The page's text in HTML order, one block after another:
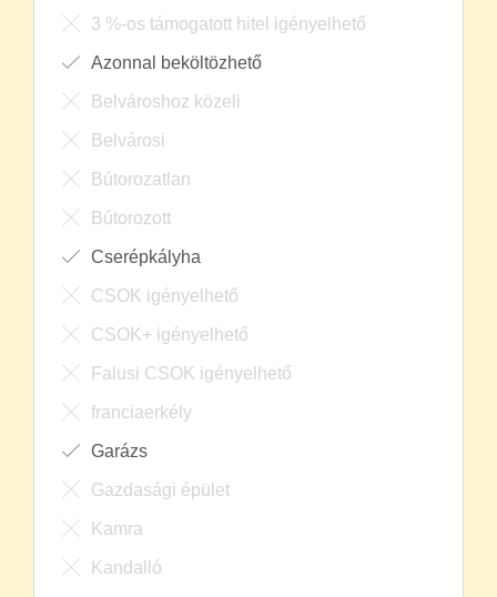
Azonnal beköltözhető
Belvároshoz közeli
Belvárosi
Bútorozatlan
Bútorozott
Cserépkályha
CSOK igényelhető
CSOK+ igényelhető
Falusi CSOK igényelhető
franciaerkély
Garázs
Gazdasági épület
Kamra
Kandalló
Kert